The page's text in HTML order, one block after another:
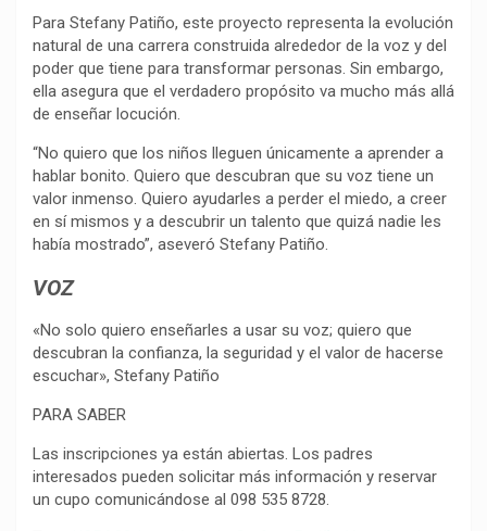
Para Stefany Patiño, este proyecto representa la evolución
natural de una carrera construida alrededor de la voz y del
poder que tiene para transformar personas. Sin embargo,
ella asegura que el verdadero propósito va mucho más allá
de enseñar locución.
“No quiero que los niños lleguen únicamente a aprender a
hablar bonito. Quiero que descubran que su voz tiene un
valor inmenso. Quiero ayudarles a perder el miedo, a creer
en sí mismos y a descubrir un talento que quizá nadie les
había mostrado”, aseveró Stefany Patiño.
VOZ
«No solo quiero enseñarles a usar su voz; quiero que
descubran la confianza, la seguridad y el valor de hacerse
escuchar», Stefany Patiño
PARA SABER
Las inscripciones ya están abiertas. Los padres
interesados pueden solicitar más información y reservar
un cupo comunicándose al 098 535 8728.